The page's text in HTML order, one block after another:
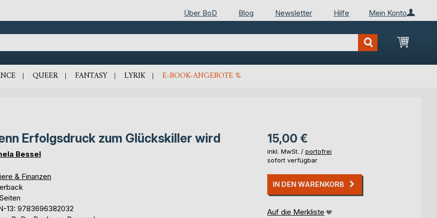
Mein Konto
Über BoD Blog Newsletter Hilfe
Mein
QUEER FANTASY LYRIK E-BOOK-ANGEBOTE %
Erfolgsdruck zum Glückskiller wird
Bessel
& Finanzen
13: 9783696382032
15,00 €
inkl. MwSt. / portofrei
sofort verfügbar
IN DEN WARENKORB
Auf die Merkliste